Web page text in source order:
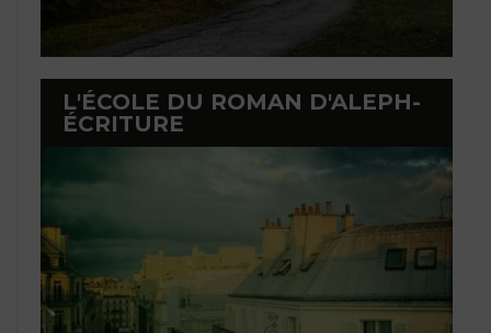
L'ÉCOLE DU ROMAN D'ALEPH-
ÉCRITURE